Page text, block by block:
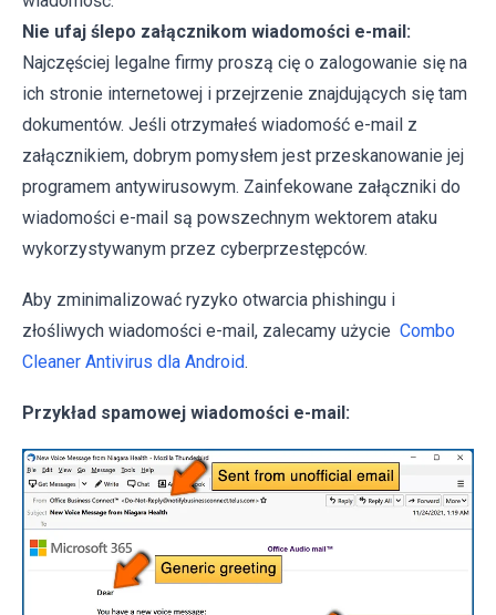
Nie ufaj ślepo załącznikom wiadomości e-mail:
Najczęściej legalne firmy proszą cię o zalogowanie się na
ich stronie internetowej i przejrzenie znajdujących się tam
dokumentów. Jeśli otrzymałeś wiadomość e-mail z
załącznikiem, dobrym pomysłem jest przeskanowanie jej
programem antywirusowym. Zainfekowane załączniki do
wiadomości e-mail są powszechnym wektorem ataku
wykorzystywanym przez cyberprzestępców.
Aby zminimalizować ryzyko otwarcia phishingu i
złośliwych wiadomości e-mail, zalecamy użycie Combo
Cleaner Antivirus dla Android.
Przykład spamowej wiadomości e-mail: